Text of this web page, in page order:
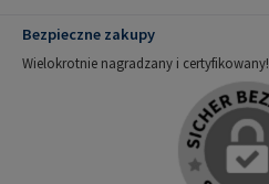
Bezpieczne zakupy
Wielokrotnie nagradzany i certyfikowany!